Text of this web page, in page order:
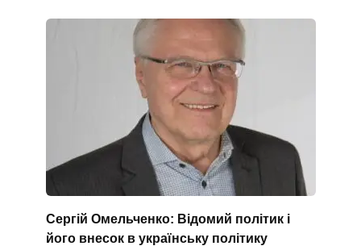
Сергій Омельченко: Відомий політик і
його внесок в українську політику